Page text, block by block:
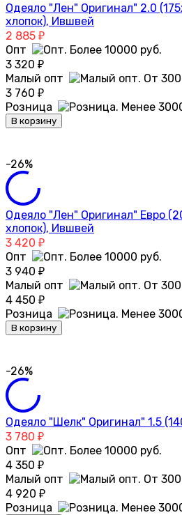
Одеяло "Лен" Оригинал" 2.0
хлопок), Ившвей
2 885 ₽
Опт
3 320 ₽
Малый опт
3 760 ₽
Розница
В корзину
-26%
Одеяло "Лен" Оригинал" Евро
хлопок), Ившвей
3 420 ₽
Опт
3 940 ₽
Малый опт
4 450 ₽
Розница
В корзину
-26%
Одеяло "Шелк" Оригинал" 1.5
3 780 ₽
Опт
4 350 ₽
Малый опт
4 920 ₽
Розница